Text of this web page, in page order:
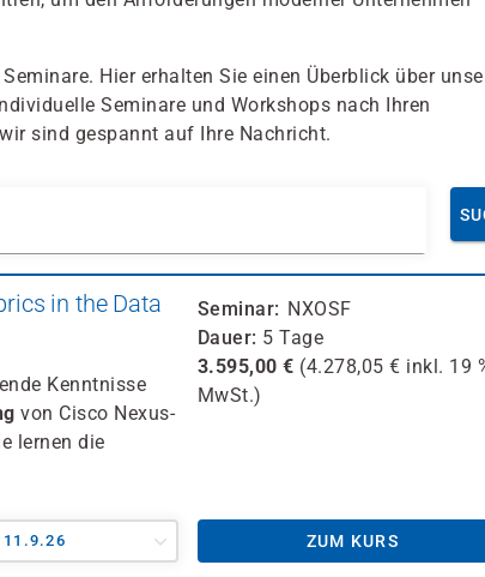
Hier erhalten Sie einen Überblick über
Seminare und Workshops nach Ihren
sind gespannt auf Ihre Nachricht.
in the Data
Kenntnisse
von Cisco Nexus-
lernen die
Seminar
NXOSF
Dauer 5 Tage
3.595,00 € (4.278,05 € inkl. 19
MwSt.)
ZUM KURS